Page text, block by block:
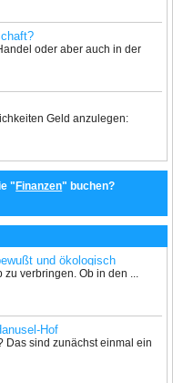
oder aber auch in der
Geld anzulegen:
" Finanzen" buchen?
und ökologisch
zu verbringen. Ob in den ...
Hof
Das sind zunächst einmal ein